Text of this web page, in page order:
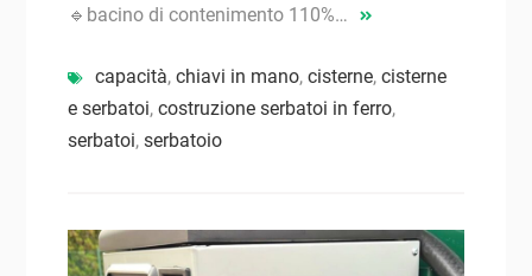
🔹bacino di contenimento 110%…
capacità, chiavi in mano, cisterne, cisterne
e serbatoi, costruzione serbatoi in ferro,
serbatoi, serbatoio